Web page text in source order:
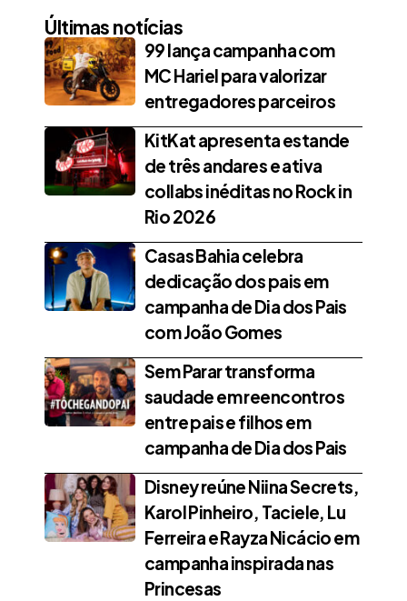
Últimas notícias
99 lança campanha com
MC Hariel para valorizar
entregadores parceiros
KitKat apresenta estande
de três andares e ativa
collabs inéditas no Rock in
Rio 2026
Casas Bahia celebra
dedicação dos pais em
campanha de Dia dos Pais
com João Gomes
Sem Parar transforma
saudade em reencontros
entre pais e filhos em
campanha de Dia dos Pais
Disney reúne Niina Secrets,
Karol Pinheiro, Taciele, Lu
Ferreira e Rayza Nicácio em
campanha inspirada nas
Princesas